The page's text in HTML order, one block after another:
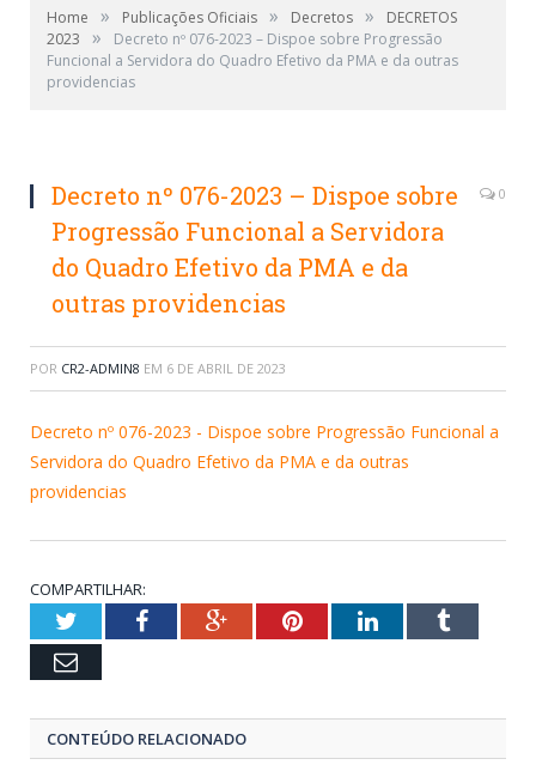
Home » Publicações Oficiais » Decretos »
DECRETOS
2023
»
Decreto nº 076-2023 – Dispoe sobre Progressão
Funcional a Servidora do Quadro Efetivo da PMA e da outras
providencias
Decreto nº 076-2023 – Dispoe sobre
Progressão Funcional a Servidora
do Quadro Efetivo da PMA e da
outras providencias
0
POR CR2-ADMIN8 EM 6 DE ABRIL DE 2023
Decreto nº 076-2023 - Dispoe sobre Progressão Funcional a
Servidora do Quadro Efetivo da PMA e da outras
providencias
COMPARTILHAR:
TwitterFacebookGoogle+PinterestLinkedInTumblr
Email
CONTEÚDO RELACIONADO